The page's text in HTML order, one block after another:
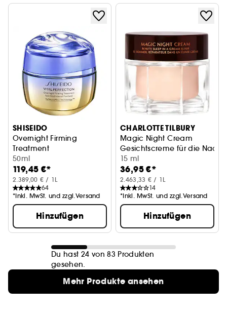
SHISEIDO
Overnight Firming
Treatment
Night Cream
50ml
119,45 €*
2.389,00 € / 1L
64
*Inkl. MwSt. und zzgl.Versand
Hinzufügen
CHARLOTTE TILBURY
Magic Night Cream
Gesichtscreme für die Nacht
15 ml
36,95 €*
2.463,33 € / 1L
14
*Inkl. MwSt. und zzgl.Versand
Hinzufügen
Du hast 24 von 83 Produkten
gesehen.
Mehr Produkte ansehen